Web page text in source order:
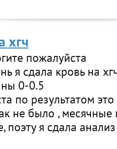
хгч
пожалуйста
я сдала кровь на
0-0.5
по результатом
не было ,
поэту я сдала